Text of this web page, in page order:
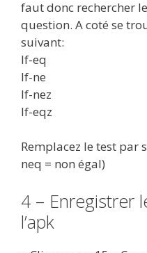
faut donc rechercher
question. A coté se
suivant:
If-eq
If-ne
If-nez
If-eqz
Remplacez le test par
neq = non égal)
4 – Enregistrer
l’apk